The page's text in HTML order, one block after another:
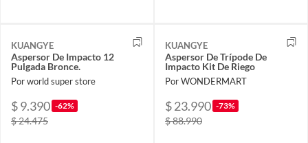
KUANGYE
Aspersor De Impacto 12
Pulgada Bronce.
Por world super store
$ 9.390 -62%
$ 24.475
KUANGYE
Aspersor De Trípode De
Impacto Kit De Riego
Por WONDERMART
$ 23.990 -73%
$ 88.990